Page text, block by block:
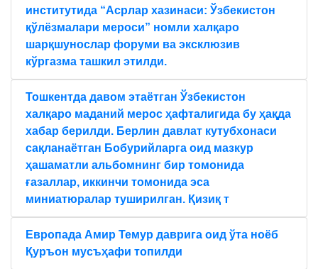
институтида “Aсрлар хазинаси: Ўзбекистон
қўлёзмалари мероси” номли халқаро
шарқшунослар форуми ва эксклюзив
кўргазма ташкил этилди.
Тошкентда давом этаётган Ўзбекистон
халқаро маданий мерос ҳафталигида бу ҳақда
хабар берилди. Берлин давлат кутубхонаси
сақланаётган Бобурийларга оид мазкур
ҳашаматли альбомнинг бир томонида
ғазаллар, иккинчи томонида эса
миниатюралар туширилган. Қизиқ т
Европада Амир Темур даврига оид ўта ноёб
Қуръон мусъҳафи топилди